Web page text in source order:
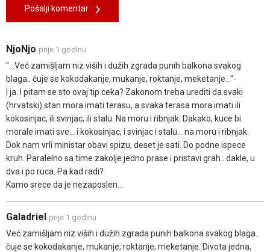
Pošalji komentar
NjoNjo prije 1 godinu
"...Već zamišljam niz viših i dužih zgrada punih balkona svakog
blaga.. čuje se kokodakanje, mukanje, roktanje, meketanje..."-
I ja. I pitam se sto ovaj tip ceka? Zakonom treba urediti da svaki
(hrvatski) stan mora imati terasu, a svaka terasa mora imati ili
kokosinjac, ili svinjac, ili stalu. Na moru i ribnjak. Dakako, kuce bi
morale imati sve... i kokosinjac, i svinjac i stalu... na moru i ribnjak.
Dok nam vrli ministar obavi spizu, deset je sati. Do podne ispece
kruh. Paralelno sa time zakolje jedno prase i pristavi grah.. dakle, u
dva i po ruca. Pa kad radi?
Kamo srece da je nezaposlen...
Galadriel prije 1 godinu
Već zamišljam niz viših i dužih zgrada punih balkona svakog blaga..
čuje se kokodakanje, mukanje, roktanje, meketanje. Divota jedna,